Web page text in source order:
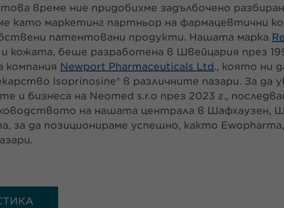
време ние придобихме задълбочено
като маркетинг партньор на фармацевтични
патентовани продукти. Нашата марка
кожата, беше разработена в Швейцария през
компания Newport Pharmaceuticals Ltd., която ни
Isoprinosine® в различните пазари. За да
и бизнеса на Neomed s.r.o през 2023 г.,
на нашата централа в Шафхаузен,
за да позиционираме успешно, както